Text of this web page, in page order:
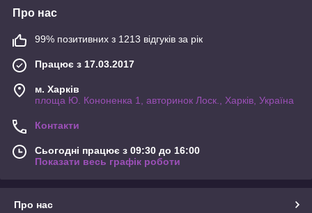
Про нас
99% позитивних з 1213 відгуків за рік
Працює з 17.03.2017
м. Харків
площа Ю. Кононенка 1, авторинок Лоск., Харків, Україна
Контакти
Сьогодні працює з 09:30 до 16:00
Показати весь графік роботи
Про нас